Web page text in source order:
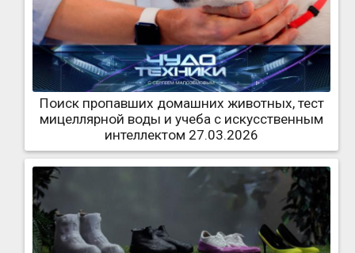
Поиск пропавших домашних животных, тест
мицеллярной воды и учеба с искусственным
интеллектом 27.03.2026